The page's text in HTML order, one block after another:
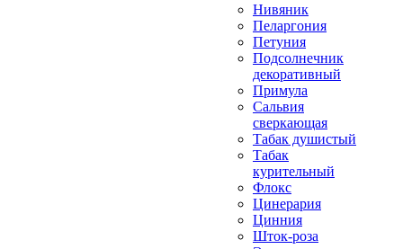
Нивяник
Пеларгония
Петуния
Подсолнечник
декоративный
Примула
Сальвия
сверкающая
Табак душистый
Табак
курительный
Флокс
Цинерария
Цинния
Шток-роза